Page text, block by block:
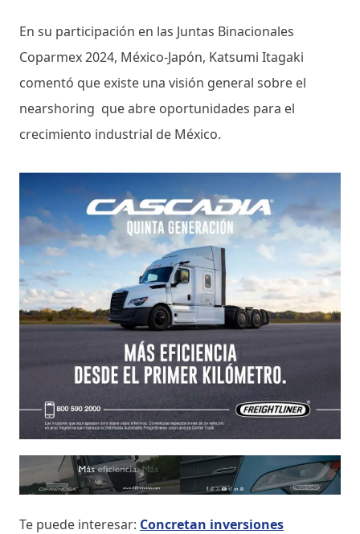
En su participación en las Juntas Binacionales
Coparmex 2024, México-Japón, Katsumi Itagaki
comentó que existe una visión general sobre el
nearshoring que abre oportunidades para el
crecimiento industrial de México.
Te puede interesar: Concretan inversiones